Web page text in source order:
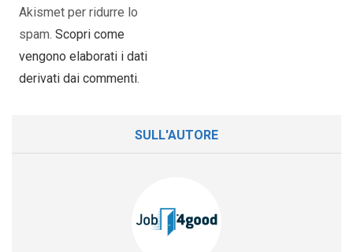
Akismet per ridurre lo
spam. Scopri come
vengono elaborati i dati
derivati dai commenti.
SULL'AUTORE